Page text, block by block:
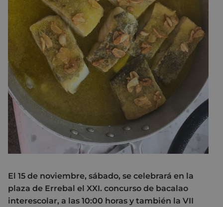
El 15 de noviembre, sábado, se celebrará en la
plaza de Errebal el XXI. concurso de bacalao
interescolar, a las 10:00 horas y también la VII